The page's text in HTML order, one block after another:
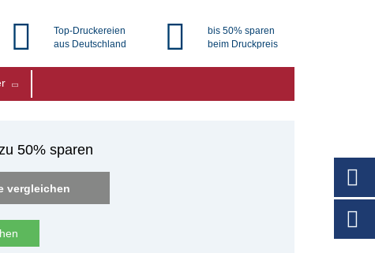
Top-Druckereien
aus Deutschland
bis 50% sparen
beim Druckpreis
50% sparen
vergleichen